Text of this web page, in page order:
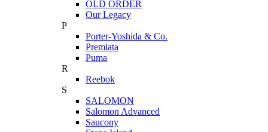
OLD ORDER
Our Legacy
P
Porter-Yoshida & Co.
Premiata
Puma
R
Reebok
S
SALOMON
Salomon Advanced
Saucony